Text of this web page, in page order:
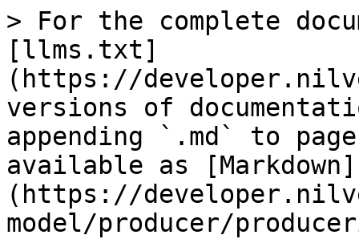
> For the complete
[llms.txt]
(https://
versions of
appending `.md` to
available as [Markdown]
(https://
model/producer/